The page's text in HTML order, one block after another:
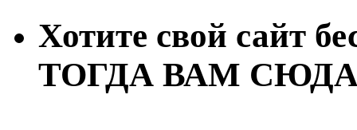
Хотите свой сайт
ТОГДА ВАМ